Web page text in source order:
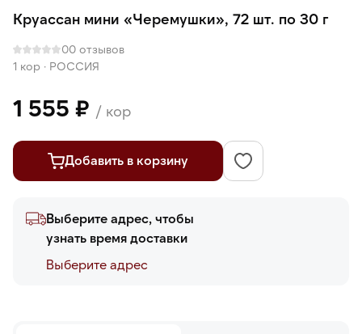
Круассан мини «Черемушки», 72 шт. по 30 г
00 отзывов
1 кор · РОССИЯ
1 555 ₽ / кор
Добавить в корзину
Выберите адрес, чтобы
узнать время доставки
Выберите адреc